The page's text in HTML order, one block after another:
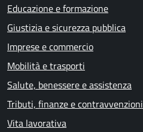
Educazione e formazione
Giustizia e sicurezza pubblica
Imprese e commercio
Mobilità e trasporti
Salute, benessere e assistenza
Tributi, finanze e contravvenzioni
Vita lavorativa